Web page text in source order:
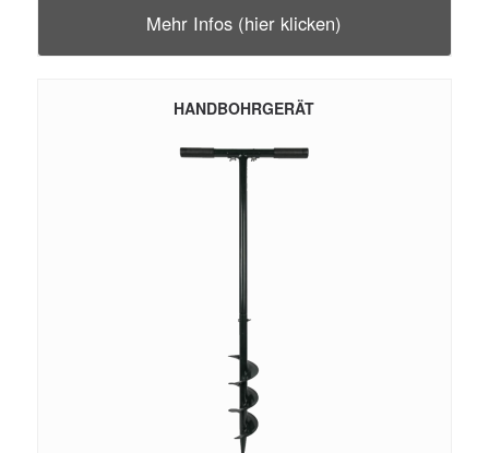
Mehr Infos (hier klicken)
HANDBOHRGERÄT